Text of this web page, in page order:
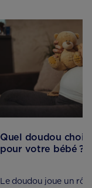
Quel doudou
pour votre bébé ?
Le doudou joue un rôle